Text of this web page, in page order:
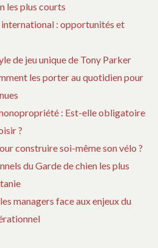
les plus courts
: opportunités et
de jeu unique de Tony Parker
les porter au quotidien pour
: Est-elle obligatoire
?
construire soi-même son vélo ?
du Garde de chien les plus
managers face aux enjeux du